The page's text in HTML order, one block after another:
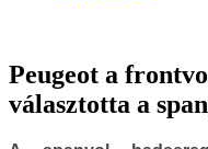
Peugeot a
választotta a